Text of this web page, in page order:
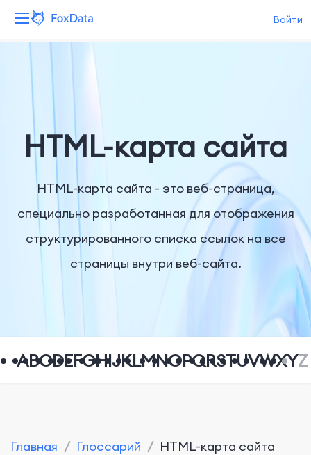
Войти
Решения
Ресурсы
Цены
Компания
HTML-карта сайта
HTML-карта сайта - это веб-страница,
специально разработанная для отображения
структурированного списка ссылок на все
страницы внутри веб-сайта.
ABCDEFGHIJKLMNOPQRSTUVWXYZ
Главная / Глоссарий / HTML-карта сайта